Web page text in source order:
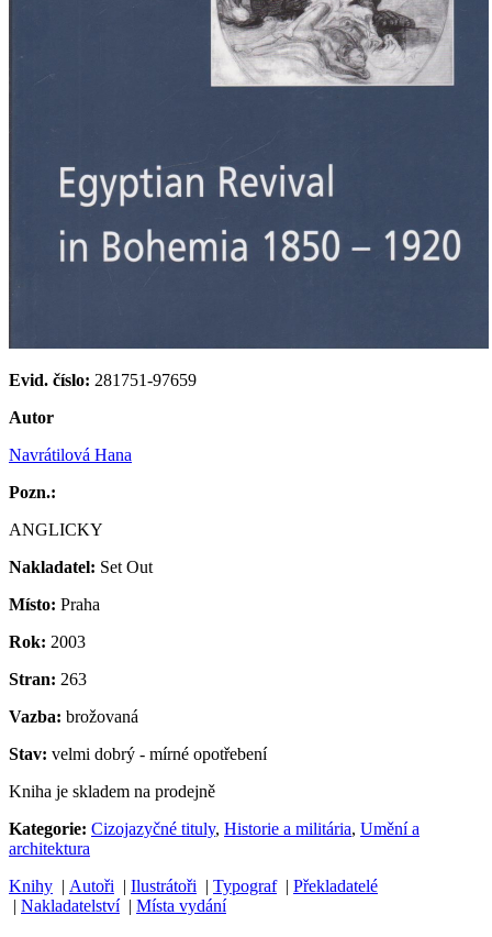
Evid. číslo: 281751-97659
Autor
Navrátilová Hana
Pozn.:
ANGLICKY
Nakladatel: Set Out
Místo: Praha
Rok: 2003
Stran: 263
Vazba: brožovaná
Stav: velmi dobrý - mírné opotřebení
Kniha je skladem na prodejně
Kategorie: Cizojazyčné tituly, Historie a militária, Umění a
architektura
Knihy | Autoři | Ilustrátoři | Typograf| Překladatelé
| Nakladatelství| Místa vydání